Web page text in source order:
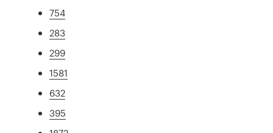
754
283
299
1581
632
395